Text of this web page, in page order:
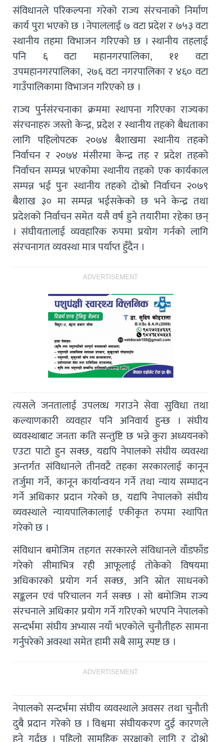
संविधानले परिकल्पना गरेको राज्य संरचनाको निर्माण
कार्य पुरा भएको छ । नेपाललाई ७ वटा प्रदेश र ७५३ वटा
स्थानीय तहमा विभाजन गरिएको छ । स्थानीय तहलाई
पनि ६ वटा महानगरपालिका, ११ वटा
उपमहानगरपालिका, २७६ वटा नगरपालिका र ४६० वटा
गाउँपालिकामा विभाजन गरिएको छ ।
राज्य पुर्नसंरचनाका क्रममा स्थापना गरिएका राज्यका
संरचनाहरु जस्तो केन्द्र, प्रदेश र स्थानीय तहको बैधताका
लागि पहिलोपटक २०७४ बैशाखमा स्थानीय तहको
निर्वाचन र २०७४ मंसीरमा केन्द्र तह र प्रदेश तहको
निर्वाचन सम्पन्न भएकोमा स्थानीय तहको एक कार्यकाल
सम्पन्न भई पुनः स्थानीय तहको दोश्रो निर्वाचन २०७९
बैशाख ३० मा सम्पन्न भईसकेको छ भने केन्द्र तथा
प्रदेशको निर्वाचन समेत यसै वर्ष हुने तयारीमा रहेका छन्
। संघीयतालाई व्यवहारिक रुपमा प्रयोग गर्नको लागि
संरचनागत व्यवस्था मात्र पर्याप्त हुँदैन ।
ADVERTISEMENT
त्यसले जनतालाई उपलव्ध गराउने सेवा सुविधा तथा
कल्याणकारी व्यवहार पनि अनिवार्य हुन्छ । संघीय
व्यवस्थाबाट जनता कति सन्तुष्टि छ भन्ने कुरा अध्ययनको
एउटा पाटो हुन सक्छ, यद्यपि नेपालको संघीय व्यवस्था
अन्तर्गत संविधानले तीनवटै तहका सरकारलाई कानून
तर्जुमा गर्ने, कानून कार्यान्वयन गर्ने तथा न्याय सम्पादन
गर्ने अधिकार प्रदान गरेको छ, यद्यपि नेपालको संघीय
व्यवस्थाले न्यायपालिकालाई एकीकृत रुपमा स्थापित
गरेको छ ।
संविधान बमोजिम तहगत सरकारले संविधानले वाँडफाँड
गरेको सीमाभित्र रही आफूलाई तोकेको विषयमा
अधिकारको प्रयोग गर्न सक्छ, अनि स्रोत साधनको
सङ्कलन एवं परिचालन गर्न सक्छ । सो बमोजिम राज्य
संरचनाले अधिकार प्रयोग गर्ने गरिएको भएपनि नेपालको
सन्दर्भमा संघीय अभ्यास नयाँ भएकोले चुनौतीहरु सामना
गर्नुपरेको अवस्था समेत हामी सबै सामु स्पष्ट छ ।
ADVERTISEMENT
नेपालको सन्दर्भमा संघीय व्यवस्थाले अवसर तथा चुनौती
दुबै प्रदान गरेको छ । विश्वमा संघीयकरण दुई कारणले